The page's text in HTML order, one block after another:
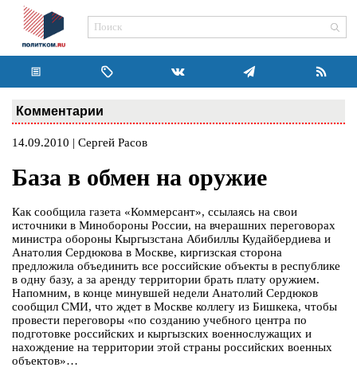
Комментарии
14.09.2010 | Сергей Расов
База в обмен на оружие
Как сообщила газета «Коммерсант», ссылаясь на свои
источники в Минобороны России, на вчерашних переговорах
министра обороны Кыргызстана Абибиллы Кудайбердиева и
Анатолия Сердюкова в Москве, киргизская сторона
предложила объединить все российские объекты в республике
в одну базу, а за аренду территории брать плату оружием.
Напомним, в конце минувшей недели Анатолий Сердюков
сообщил СМИ, что ждет в Москве коллегу из Бишкека, чтобы
провести переговоры «по созданию учебного центра по
подготовке российских и кыргызских военнослужащих и
нахождение на территории этой страны российских военных
объектов»…